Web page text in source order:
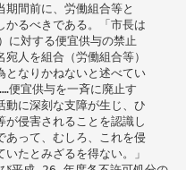
期間前に、労働組合等と
かるべきである。「市長は
に対する便宜供与の禁止
人を組合（労働組合等）
となりかねないと述べてい
便宜供与を一斉に廃止す
動に深刻な支障が生じ、ひ
が侵害されることを認識し
あって、むしろ、これを侵
たとみざるを得ない。」